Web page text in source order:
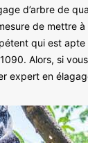
d’arbre de
de mettre
qui est
Alors, si
expert en